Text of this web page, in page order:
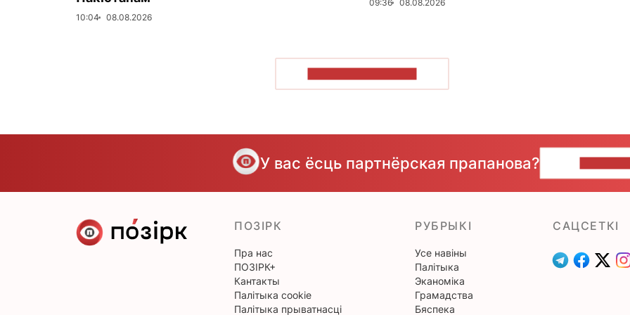
10:04 08.08.2026
09:36 08.08.2026
У вас ёсць партнёрская прапанова?
ПОЗІРК
Пра нас
ПОЗІРК+
Кантакты
Палітыка cookie
Палітыка прыватнасці
РУБРЫКІ
Усе навіны
Палітыка
Эканоміка
Грамадства
Бяспека
САЦСЕТКІ